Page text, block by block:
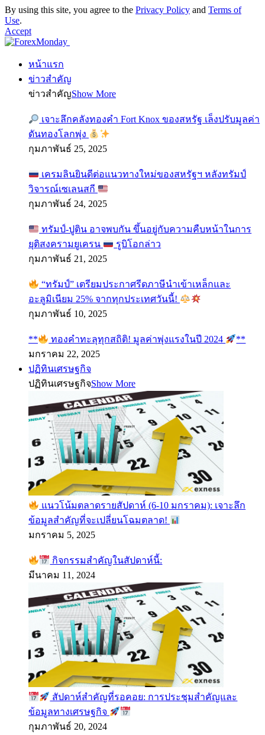
By using this site, you agree to the Privacy Policy and Terms of
Use.
Accept
หน้าแรก
ข่าวสำคัญ
ข่าวสำคัญShow More
เจาะลึกคลังทองคำ Fort Knox ของสหรัฐ เล็งปรับมูลค่า
ดันทองโลกพุ่ง
กุมภาพันธ์ 25, 2025
เครมลินยินดีต่อแนวทางใหม่ของสหรัฐฯ หลังทรัมป์
วิจารณ์เซเลนสกี
กุมภาพันธ์ 24, 2025
ทรัมป์-ปูติน อาจพบกัน ขึ้นอยู่กับความคืบหน้าในการ
ยุติสงครามยูเครน
รูบิโอกล่าว
กุมภาพันธ์ 21, 2025
“ทรัมป์” เตรียมประกาศรีดภาษีนำเข้าเหล็กและ
อะลูมิเนียม 25% จากทุกประเทศวันนี้!
กุมภาพันธ์ 10, 2025
** ทองคำทะลุทุกสถิติ! มูลค่าพุ่งแรงในปี 2024
**
มกราคม 22, 2025
ปฏิทินเศรษฐกิจ
ปฏิทินเศรษฐกิจShow More
แนวโน้มตลาดรายสัปดาห์ (6-10 มกราคม): เจาะลึก
ข้อมูลสำคัญที่จะเปลี่ยนโฉมตลาด!
มกราคม 5, 2025
กิจกรรมสำคัญในสัปดาห์นี้:
มีนาคม 11, 2024
สัปดาห์สำคัญที่รอคอย: การประชุมสำคัญและ
ข้อมูลทางเศรษฐกิจ
กุมภาพันธ์ 20, 2024